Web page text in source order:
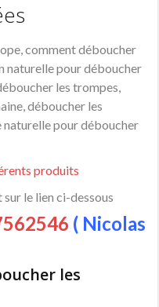
comment déboucher
naturelle pour déboucher
les trompes,
déboucher les
pour déboucher
produits
le lien ci-dessous
( Nicolas
les